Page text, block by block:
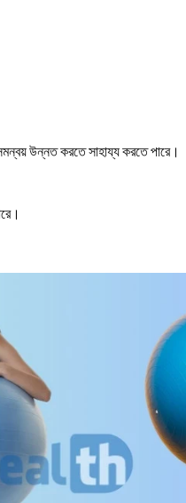
উন্নত করতে সাহায্য করতে পারে।